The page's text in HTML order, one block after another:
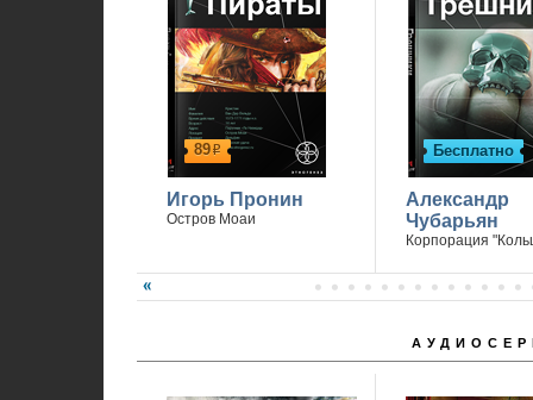
89р
Игорь Пронин
Остров Моаи
Бесплатно
Александр
Чубарьян
Корпорация